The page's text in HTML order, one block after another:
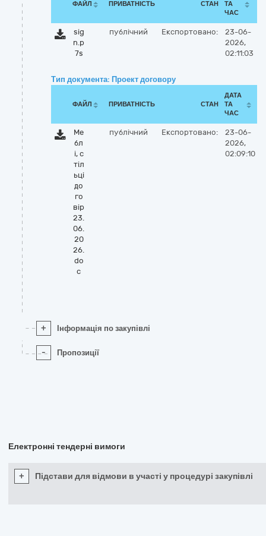
ФАЙЛ ПРИВАТНІСТЬ СТАН
ТА
ЧАС
sig
n.p
7s
публічний Експортовано:
23-06-
2026,
02:11:03
Тип документа: Проект договору
ФАЙЛ ПРИВАТНІСТЬ СТАН
ДАТА
ТА
ЧАС
Ме
бл
і, с
тіл
ьці
до
го
вір
23.
06.
20
26.
do
c
публічний Експортовано:
23-06-
2026,
02:09:10
+ Інформація по закупівлі
- Пропозиції
Електронні тендерні вимоги
+ Підстави для відмови в участі у процедурі закупівлі